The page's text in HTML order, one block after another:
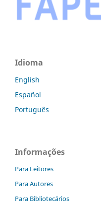
Idioma
English
Español
Português
Informações
Para Leitores
Para Autores
Para Bibliotecários